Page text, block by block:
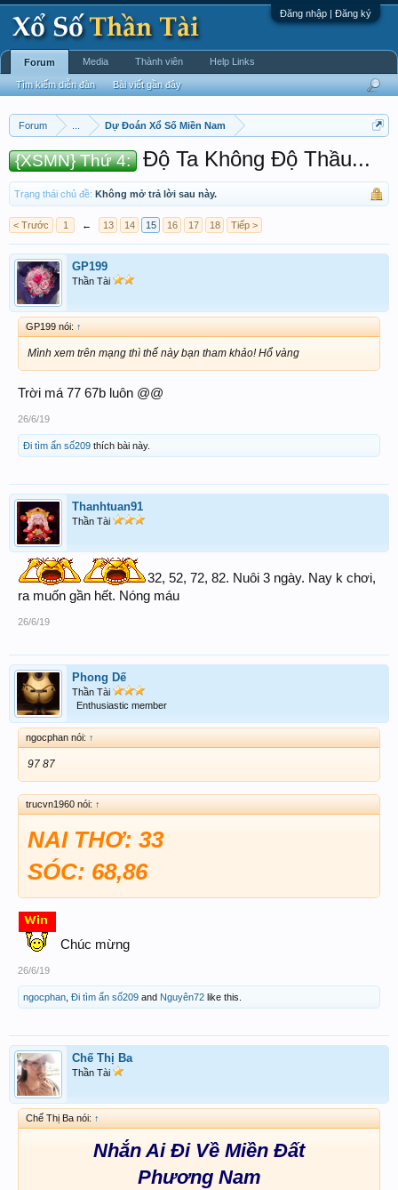
Đăng nhập | Đăng ký
Forum Dự Đoán Xổ Số Miền Nam
{XSMN} Thứ 4: Độ Ta Không Độ Thầu...
Trạng thái chủ đề: Không mở trả lời sau này.
< Trước 1 ← 13 14 15 16 17 18 Tiếp >
GP199
Thần Tài
GP199 nói: ↑
Mình xem trên mạng thì thế này bạn tham khảo! Hổ vàng
Trời má 77 67b luôn @@
26/6/19
Đi tìm ẩn số209 thích bài này.
Thanhtuan91
Thần Tài
32, 52, 72, 82. Nuôi 3 ngày. Nay k chơi,
ra muốn gần hết. Nóng máu
26/6/19
Phong Dế
Thần Tài
Enthusiastic member
ngocphan nói: ↑
97 87
trucvn1960 nói: ↑
NAI THƠ: 33
SÓC: 68,86
Chúc mừng
26/6/19
ngocphan Đi tìm ẩn số209 and Nguyên72 like this.
Chế Thị Ba
Thần Tài
Chế Thị Ba nói: ↑
Nhắn Ai Đi Về Miền Đất
Phương Nam
Forum
Tìm kiếm diễn đàn Bài viết gần đây
Media Thành viên Help Links